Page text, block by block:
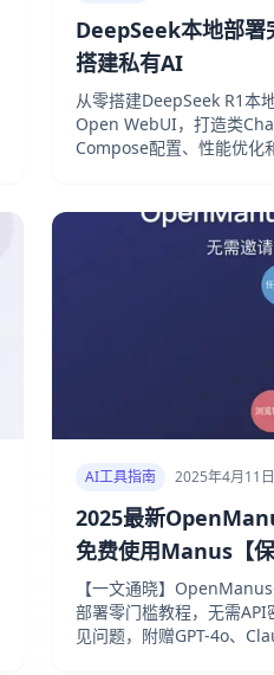
DeepSeek本地部
搭建私有AI
从零搭建DeepSeek R1本
Open WebUI，打造类
Compose配置、性能优化
AI工具指南 2025年4月11日
2025最新
免费使用Manus【保
【一文通晓】
部署零门槛教程，无需
见问题，附赠GPT-4o、